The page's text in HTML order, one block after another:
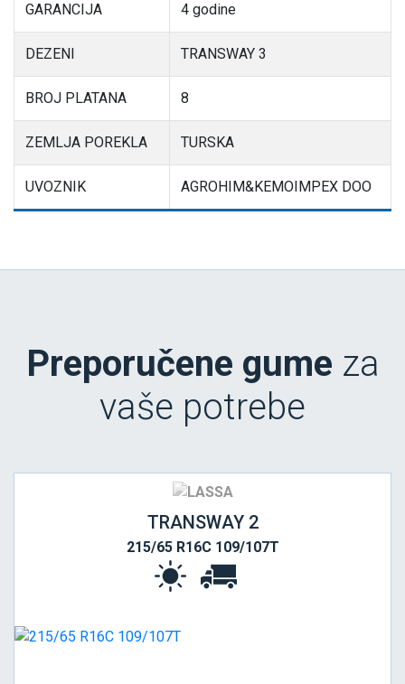
GARANCIJA 4 godine
DEZENI TRANSWAY 3
BROJ PLATANA 8
ZEMLJA POREKLA TURSKA
UVOZNIK AGROHIM&KEMOIMPEX DOO
Preporučene gume za
vaše potrebe
TRANSWAY 2
215/65 R16C 109/107T